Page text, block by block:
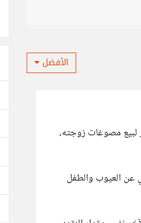
الأفضل
مصوغات زوجته،
عن العيوب والطفل